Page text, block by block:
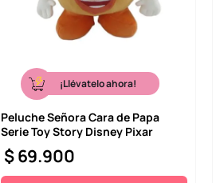
¡Llévatelo ahora!
Peluche Señora Cara de Papa
Serie Toy Story Disney Pixar
$69.900